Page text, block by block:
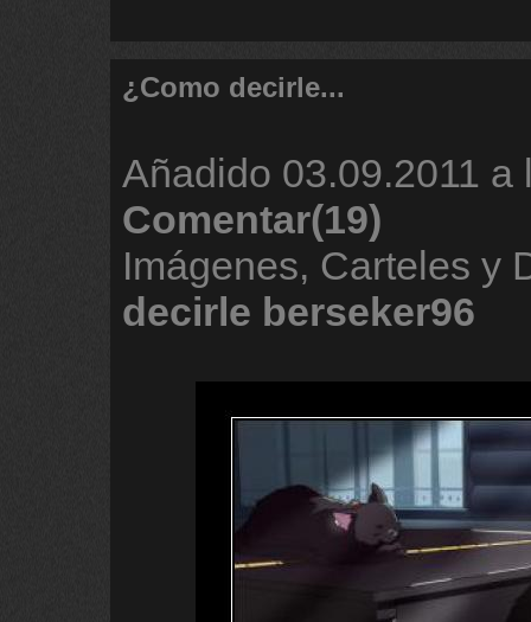
¿Como decirle...
Añadido 03.09.2011 a
Comentar(19)
Imágenes, Carteles y
decirle berseker96